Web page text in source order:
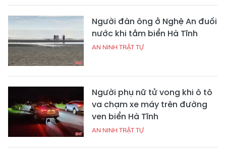
Người đàn ông ở Nghệ An đuối
nước khi tắm biển Hà Tĩnh
AN NINH TRẬT TỰ
Người phụ nữ tử vong khi ô tô
va chạm xe máy trên đường
ven biển Hà Tĩnh
AN NINH TRẬT TỰ